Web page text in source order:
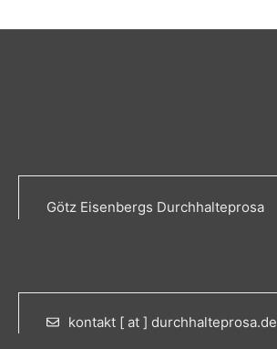
Götz Eisenbergs Durchhalteprosa
kontakt [ at ] durchhalteprosa.de